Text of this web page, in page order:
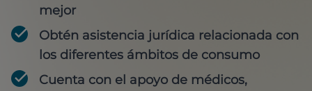
mejor
Obtén asistencia jurídica relacionada con
los diferentes ámbitos de consumo
Cuenta con el apoyo de médicos,